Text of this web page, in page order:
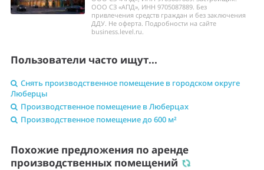
ООО СЗ «АПД», ИНН 9705087889. Без
привлечения средств граждан и без заключения
ДДУ. Не оферта. Подробности на сайте
business.level.ru.
Пользователи часто ищут...
Снять производственное помещение в городском округе
Люберцы
Производственное помещение в Люберцах
Производственное помещение до 600 м²
Похожие предложения по аренде
производственных помещений